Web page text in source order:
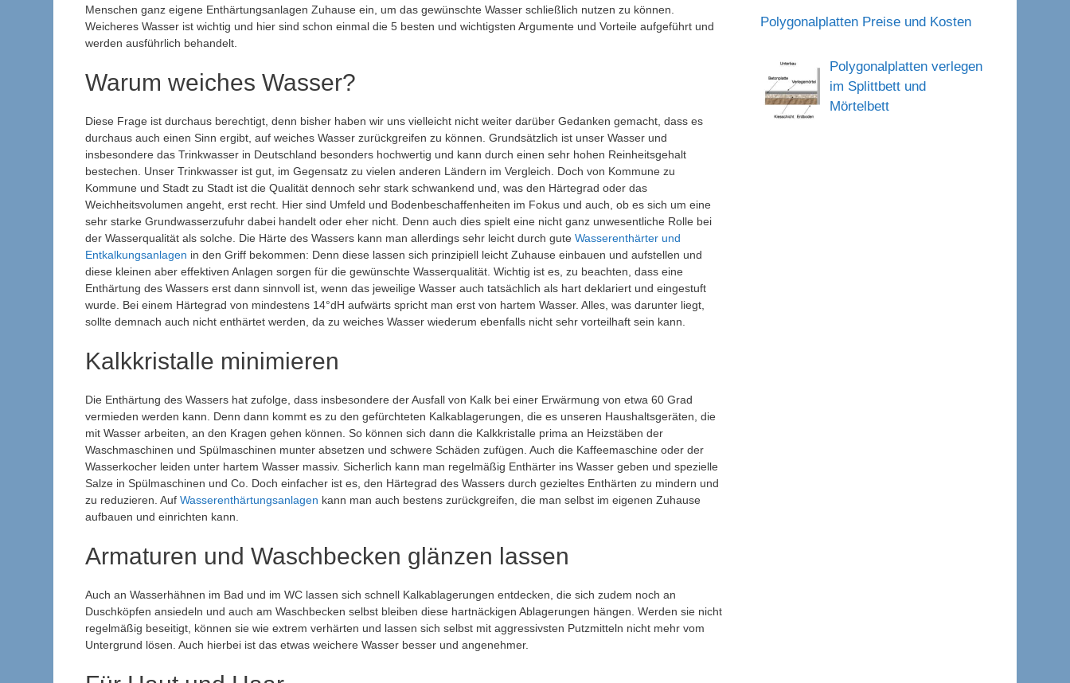
Menschen ganz eigene Enthärtungsanlagen Zuhause ein, um das gewünschte Wasser schließlich nutzen zu können.
Weicheres Wasser ist wichtig und hier sind schon einmal die 5 besten und wichtigsten Argumente und Vorteile aufgeführt und
werden ausführlich behandelt.
Warum weiches Wasser?
Diese Frage ist durchaus berechtigt, denn bisher haben wir uns vielleicht nicht weiter darüber Gedanken gemacht, dass es
durchaus auch einen Sinn ergibt, auf weiches Wasser zurückgreifen zu können. Grundsätzlich ist unser Wasser und
insbesondere das Trinkwasser in Deutschland besonders hochwertig und kann durch einen sehr hohen Reinheitsgehalt
bestechen. Unser Trinkwasser ist gut, im Gegensatz zu vielen anderen Ländern im Vergleich. Doch von Kommune zu
Kommune und Stadt zu Stadt ist die Qualität dennoch sehr stark schwankend und, was den Härtegrad oder das
Weichheitsvolumen angeht, erst recht. Hier sind Umfeld und Bodenbeschaffenheiten im Fokus und auch, ob es sich um eine
sehr starke Grundwasserzufuhr dabei handelt oder eher nicht. Denn auch dies spielt eine nicht ganz unwesentliche Rolle bei
der Wasserqualität als solche. Die Härte des Wassers kann man allerdings sehr leicht durch gute Wasserenthärter und
Entkalkungsanlagen in den Griff bekommen: Denn diese lassen sich prinzipiell leicht Zuhause einbauen und aufstellen und
diese kleinen aber effektiven Anlagen sorgen für die gewünschte Wasserqualität. Wichtig ist es, zu beachten, dass eine
Enthärtung des Wassers erst dann sinnvoll ist, wenn das jeweilige Wasser auch tatsächlich als hart deklariert und eingestuft
wurde. Bei einem Härtegrad von mindestens 14°dH aufwärts spricht man erst von hartem Wasser. Alles, was darunter liegt,
sollte demnach auch nicht enthärtet werden, da zu weiches Wasser wiederum ebenfalls nicht sehr vorteilhaft sein kann.
Kalkkristalle minimieren
Die Enthärtung des Wassers hat zufolge, dass insbesondere der Ausfall von Kalk bei einer Erwärmung von etwa 60 Grad
vermieden werden kann. Denn dann kommt es zu den gefürchteten Kalkablagerungen, die es unseren Haushaltsgeräten, die
mit Wasser arbeiten, an den Kragen gehen können. So können sich dann die Kalkkristalle prima an Heizstäben der
Waschmaschinen und Spülmaschinen munter absetzen und schwere Schäden zufügen. Auch die Kaffeemaschine oder der
Wasserkocher leiden unter hartem Wasser massiv. Sicherlich kann man regelmäßig Enthärter ins Wasser geben und spezielle
Salze in Spülmaschinen und Co. Doch einfacher ist es, den Härtegrad des Wassers durch gezieltes Enthärten zu mindern und
zu reduzieren. Auf Wasserenthärtungsanlagen kann man auch bestens zurückgreifen, die man selbst im eigenen Zuhause
aufbauen und einrichten kann.
Armaturen und Waschbecken glänzen lassen
Auch an Wasserhähnen im Bad und im WC lassen sich schnell Kalkablagerungen entdecken, die sich zudem noch an
Duschköpfen ansiedeln und auch am Waschbecken selbst bleiben diese hartnäckigen Ablagerungen hängen. Werden sie nicht
regelmäßig beseitigt, können sie wie extrem verhärten und lassen sich selbst mit aggressivsten Putzmitteln nicht mehr vom
Untergrund lösen. Auch hierbei ist das etwas weichere Wasser besser und angenehmer.
Polygonalplatten Preise und Kosten
Polygonalplatten verlegen
im Splittbett und
Mörtelbett